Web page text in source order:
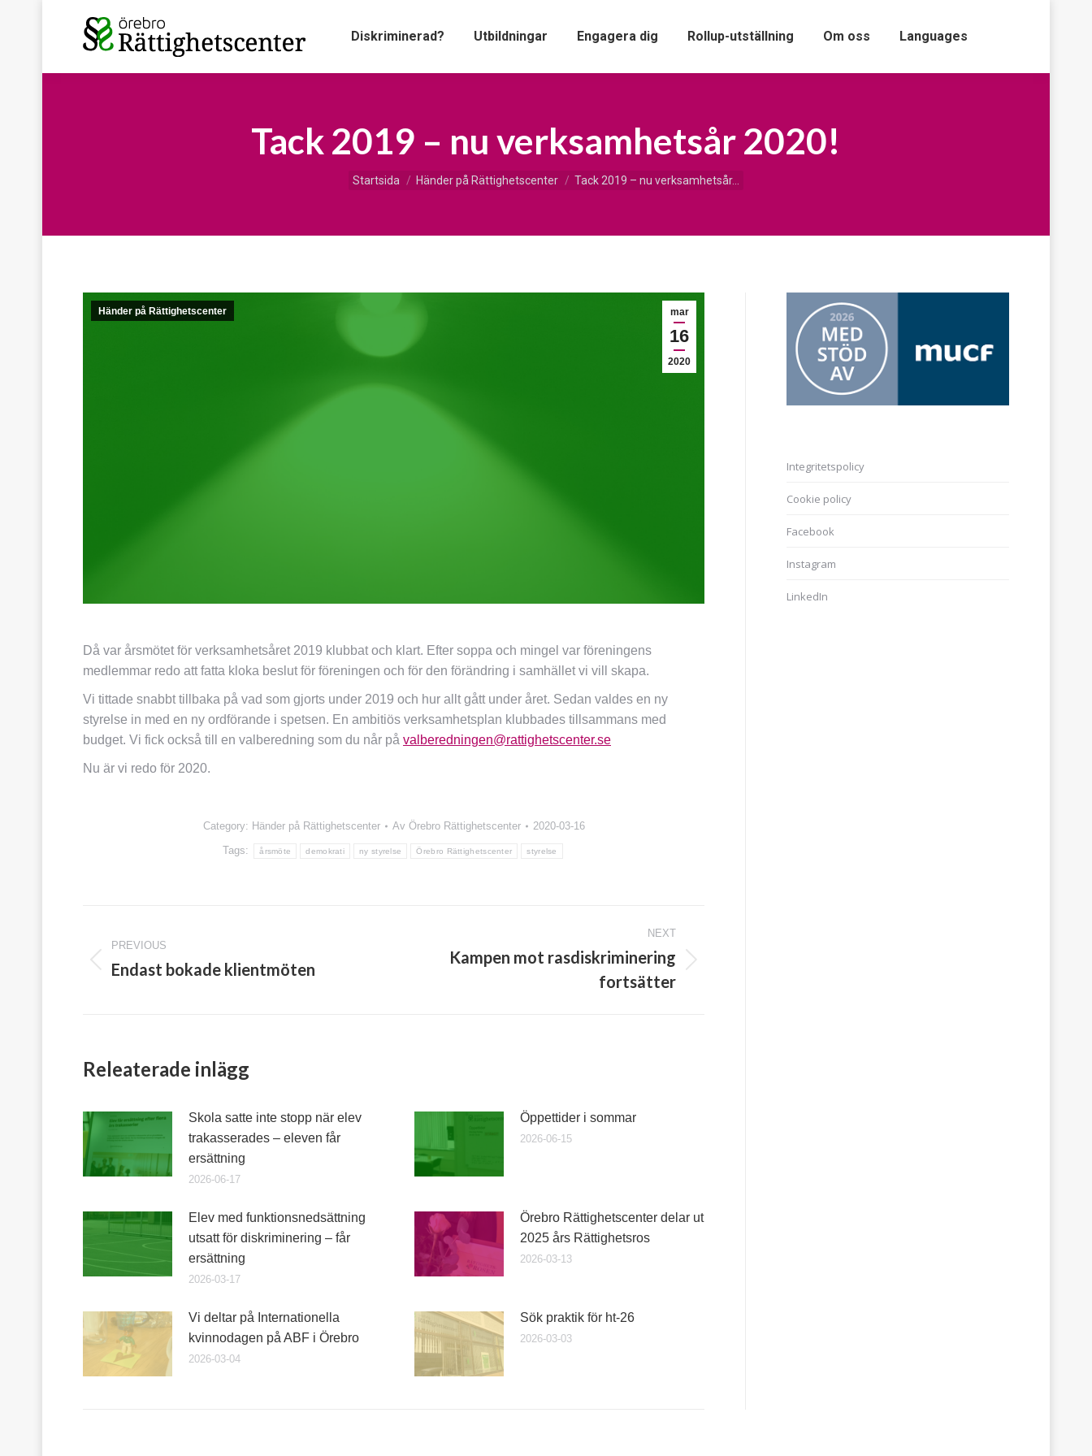
Diskriminerad? Utbildningar Engagera dig Rollup-utställning Om oss Languages
Tack 2019 – nu verksamhetsår 2020!
Du är här:
Startsida Händer på Rättighetscenter Tack 2019 – nu verksamhetsår…
mar
16
2020
Händer på Rättighetscenter
Då var årsmötet för verksamhetsåret 2019 klubbat och klart. Efter soppa och mingel var föreningens
medlemmar redo att fatta kloka beslut för föreningen och för den förändring i samhället vi vill skapa.
Vi tittade snabbt tillbaka på vad som gjorts under 2019 och hur allt gått under året. Sedan valdes en ny
styrelse in med en ny ordförande i spetsen. En ambitiös verksamhetsplan klubbades tillsammans med
budget. Vi fick också till en valberedning som du når på valberedningen@rattighetscenter.se
Nu är vi redo för 2020.
Category: Händer på Rättighetscenter Av Örebro Rättighetscenter 2020-03-16
Tags: årsmöte demokrati ny styrelse Örebro Rättighetscenter styrelse
navigation
PREVIOUS
Previous
Endast bokade klientmöten
NEXT
Kampen mot rasdiskriminering
fortsätter
Releaterade inlägg
Skola satte inte stopp när elev
trakasserades – eleven får
ersättning
2026-06-17
Öppettider i sommar
2026-06-15
Elev med funktionsnedsättning
utsatt för diskriminering – får
ersättning
2026-03-17
Örebro Rättighetscenter delar ut
2025 års Rättighetsros
2026-03-13
Vi deltar på Internationella
kvinnodagen på ABF i Örebro
2026-03-04
Sök praktik för ht-26
2026-03-03
Integritetspolicy
Cookie policy
Facebook
Instagram
LinkedIn